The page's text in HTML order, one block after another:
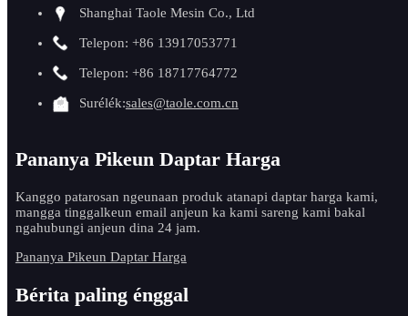
Shanghai Taole Mesin Co., Ltd
Telepon: +86 13917053771
Telepon: +86 18717764772
Surélék:sales@taole.com.cn
Pananya Pikeun Daptar Harga
Kanggo patarosan ngeunaan produk atanapi daptar harga kami,
mangga tinggalkeun email anjeun ka kami sareng kami bakal
ngahubungi anjeun dina 24 jam.
Pananya Pikeun Daptar Harga
Bérita paling énggal